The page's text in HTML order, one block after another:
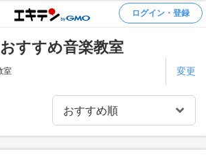
ログイン・登録
すすめ音楽教室
室 変更